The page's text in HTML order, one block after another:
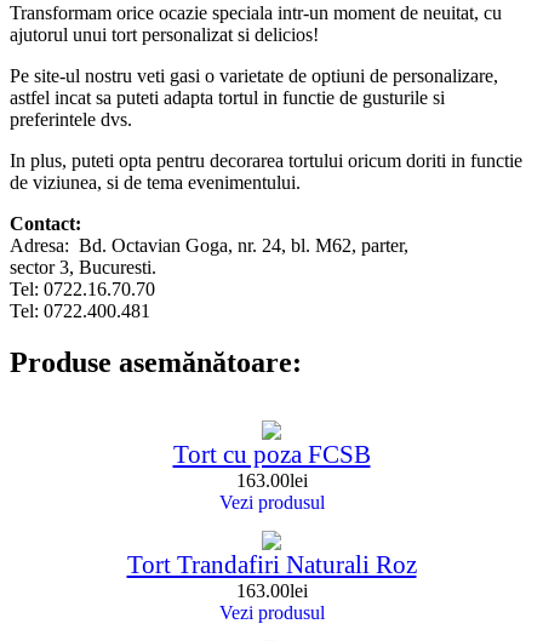
Transformam orice ocazie speciala intr-un moment de neuitat, cu
ajutorul unui tort personalizat si delicios!
Pe site-ul nostru veti gasi o varietate de optiuni de personalizare,
astfel incat sa puteti adapta tortul in functie de gusturile si
preferintele dvs.
In plus, puteti opta pentru decorarea tortului oricum doriti in functie
de viziunea, si de tema evenimentului.
Contact:
Adresa: Bd. Octavian Goga, nr. 24, bl. M62, parter,
sector 3, Bucuresti.
Tel: 0722.16.70.70
Tel: 0722.400.481
Produse asemănătoare:
Tort cu poza FCSB
163.00lei
Vezi produsul
Tort Trandafiri Naturali Roz
163.00lei
Vezi produsul